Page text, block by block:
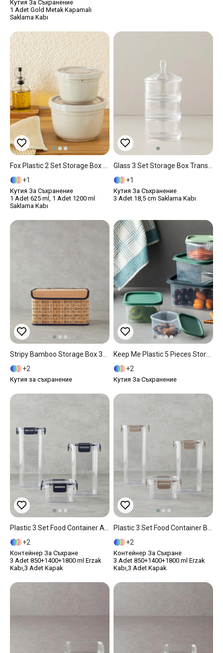
Кутия За Съхранение
1 Adet Gold Metak Kapamalı
Saklama Kabı
1
Кутия За Съхранение
1 Adet 625 ml, 1 Adet 1200 ml
Saklama Kabı
1
Кутия За Съхранение
3 Adet 18,5 cm Saklama Kabı
2
Кутия за съхранение
2
Кутия За Съхранение
2
Контейнер За Съхране
3 Adet 850+1400+1800 ml Erzak
Kabı,3 Adet Kapak
2
Контейнер За Съхране
3 Adet 850+1400+1800 ml Erzak
Kabı,3 Adet Kapak